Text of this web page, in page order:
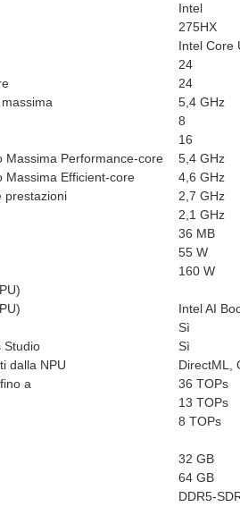
Intel
275HX
Intel Core
24
24
5,4 GHz
8
16
Massima Performance-core
5,4 GHz
Massima Efficient-core
4,6 GHz
prestazioni
2,7 GHz
2,1 GHz
36 MB
55 W
160 W
Intel AI
Sì
Studio
Sì
dalla NPU
DirectML,
a
36 TOPs
13 TOPs
8 TOPs
32 GB
64 GB
DDR5-